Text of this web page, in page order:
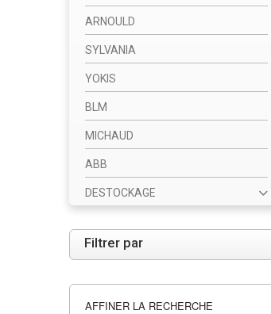
ARNOULD
SYLVANIA
YOKIS
BLM
MICHAUD
ABB
DESTOCKAGE
Filtrer par
AFFINER LA RECHERCHE